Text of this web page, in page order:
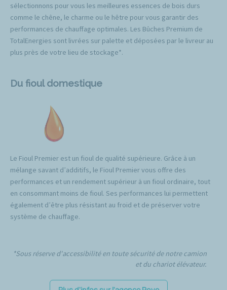
sélectionnons pour vous les meilleures essences de bois durs
comme le chêne, le charme ou le hêtre pour vous garantir des
performances de chauffage optimales. Les Bûches Premium de
TotalEnergies sont livrées sur palette et déposées par le livreur au
plus près de votre lieu de stockage*.
Du fioul domestique
Le Fioul Premier est un fioul de qualité supérieure. Grâce à un
mélange savant d’additifs, le Fioul Premier vous offre des
performances et un rendement supérieur à un fioul ordinaire, tout
en consommant moins de fioul. Ses performances lui permettent
également d’être plus résistant au froid et de préserver votre
système de chauffage.
*Sous réserve d'accessibilité en toute sécurité de notre camion
et du chariot élévateur.